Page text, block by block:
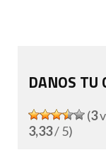
DANOS TU
(3
3,33/ 5)